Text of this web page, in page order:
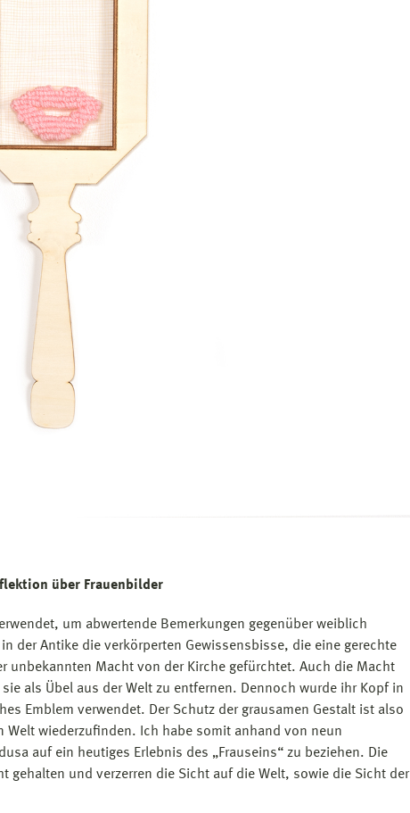
über Frauenbilder
um abwertende Bemerkungen gegenüber weiblich
der Antike die verkörperten Gewissensbisse, die eine gerechte
unbekannten Macht von der Kirche gefürchtet. Auch die Macht
als Übel aus der Welt zu entfernen. Dennoch wurde ihr Kopf in
Emblem verwendet. Der Schutz der grausamen Gestalt ist also
wiederzufinden. Ich habe somit anhand von neun
auf ein heutiges Erlebnis des „Frauseins“ zu beziehen. Die
gehalten und verzerren die Sicht auf die Welt, sowie die Sicht der